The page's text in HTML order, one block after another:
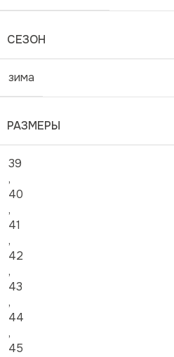
СЕЗОН
зима
РАЗМЕРЫ
39
,
40
,
41
,
42
,
43
,
44
,
45